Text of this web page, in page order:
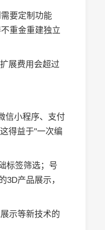
要定制功能
重金重建独立
展费用会超过
信小程序、支付
得益于"一次编
标签筛选；号
产品展示，
示等新技术的